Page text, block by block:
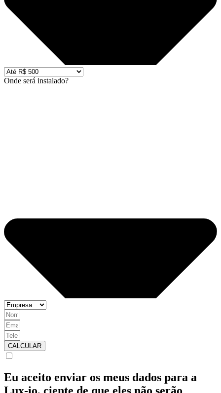
Onde será instalado?
CALCULAR
Eu aceito enviar os meus dados para a
Lux-io, ciente de que eles não serão